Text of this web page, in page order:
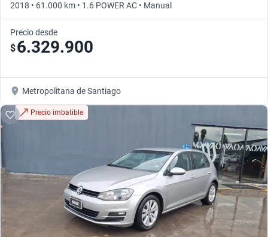
2018 • 61.000 km • 1.6 POWER AC • Manual
Precio desde
$6.329.900
Metropolitana de Santiago
Precio imbatible